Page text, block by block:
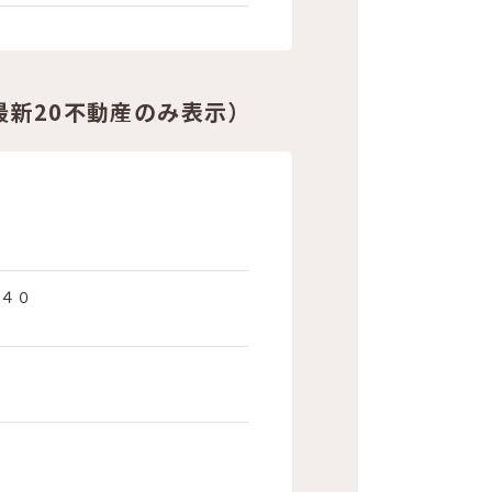
20不動産のみ表示）
０